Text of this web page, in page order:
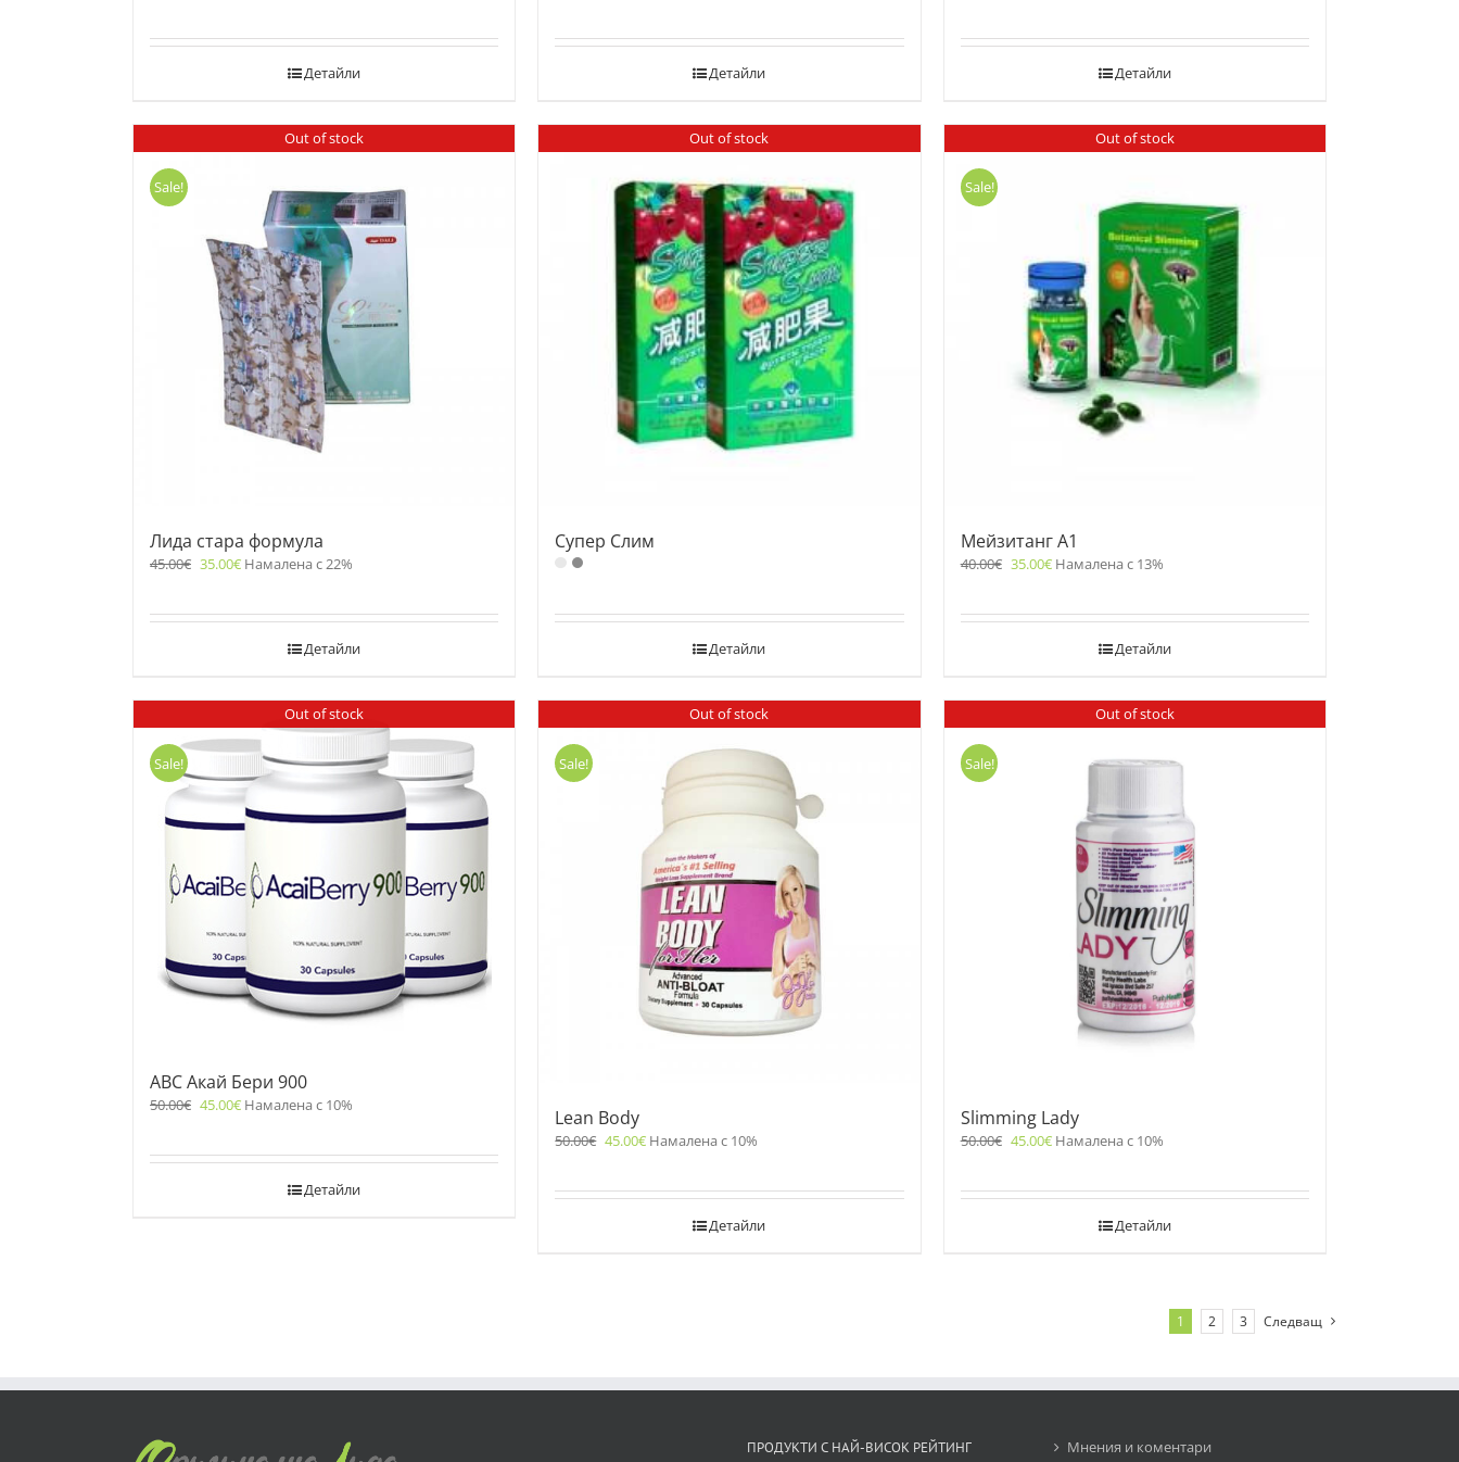
Детайли Детайли Детайли
Out of stock
Sale!
Лида стара формула
45.00€ 35.00€ Намалена с 22%
Детайли
Out of stock
Супер Слим
Детайли
Out of stock
Sale!
Мейзитанг A1
40.00€ 35.00€Намалена с 13%
Детайли
Out of stock
Sale!
ABC Акай Бери 900
50.00€ 45.00€ Намалена с 10%
Детайли
Out of stock
Sale!
Lean Body
50.00€ 45.00€ Намалена с 10%
Детайли
Out of stock
Sale!
Slimming Lady
50.00€ 45.00€Намалена с 10%
Детайли
1 2 3 Следващ
ПРОДУКТИ С НАЙ-ВИСОК РЕЙТИНГ Мнения и коментари